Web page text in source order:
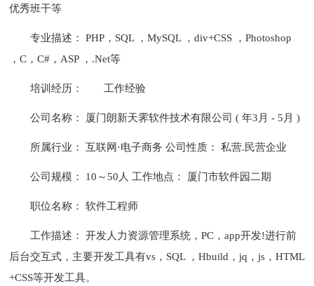
优秀班干等
专业描述： PHP，SQL ，MySQL ，div+CSS ，Photoshop
，C，C#，ASP ，.Net等
培训经历： 工作经验
公司名称： 厦门朗新天霁软件技术有限公司 ( 年3月 - 5月 )
所属行业： 互联网·电子商务 公司性质： 私营.民营企业
公司规模： 10～50人 工作地点： 厦门市软件园二期
职位名称： 软件工程师
工作描述： 开发人力资源管理系统，PC，app开发!进行前
后台交互式，主要开发工具有vs，SQL ，Hbuild，jq，js，HTML
+CSS等开发工具。